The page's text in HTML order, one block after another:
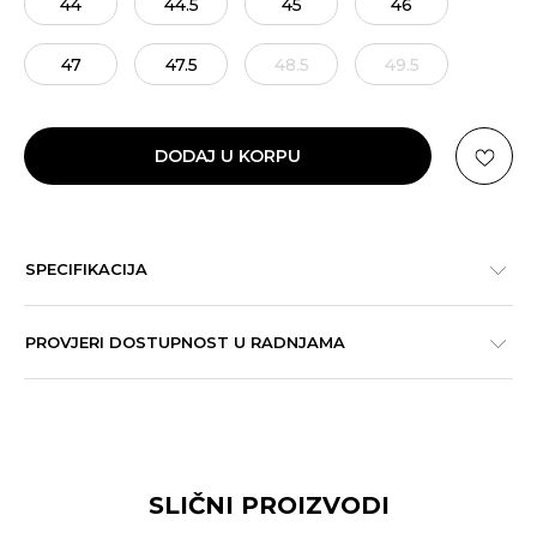
44 44.5 45 46
47 47.5 48.5 49.5
DODAJ U KORPU
SPECIFIKACIJA
PROVJERI DOSTUPNOST U RADNJAMA
SLIČNI PROIZVODI